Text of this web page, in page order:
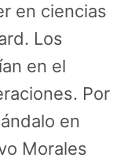
en ciencias
Los
en el
Por
en
Morales